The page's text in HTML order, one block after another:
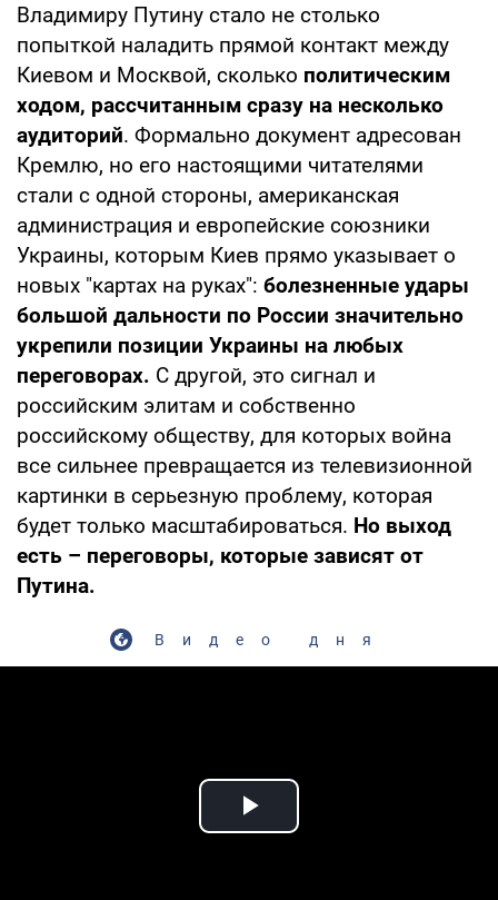
Владимиру Путину стало не столько
попыткой наладить прямой контакт между
Киевом и Москвой, сколько политическим
ходом, рассчитанным сразу на несколько
аудиторий. Формально документ адресован
Кремлю, но его настоящими читателями
стали с одной стороны, американская
администрация и европейские союзники
Украины, которым Киев прямо указывает о
новых "картах на руках": болезненные удары
большой дальности по России значительно
укрепили позиции Украины на любых
переговорах. С другой, это сигнал и
российским элитам и собственно
российскому обществу, для которых война
все сильнее превращается из телевизионной
картинки в серьезную проблему, которая
будет только масштабироваться. Но выход
есть – переговоры, которые зависят от
Путина.
Видео дня
Play Video